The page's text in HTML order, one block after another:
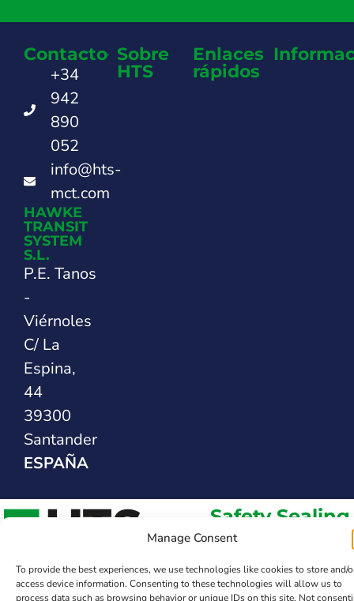
Manage Consent
To provide the best experiences, we use technologies like cookies to store and/
access device information. Consenting to these technologies will allow us to
process data such as browsing behavior or unique IDs on this site. Not
Contacto
+34
942
890
052
info@hts-
mct.com
HAWKE
TRANSIT
SYSTEM
S.L.
P.E. Tanos
-
Viérnoles
C/ La
Espina,
44
39300
Santander
ESPAÑA
Sobre
HTS
Enlaces
rápidos
Safety Sealing